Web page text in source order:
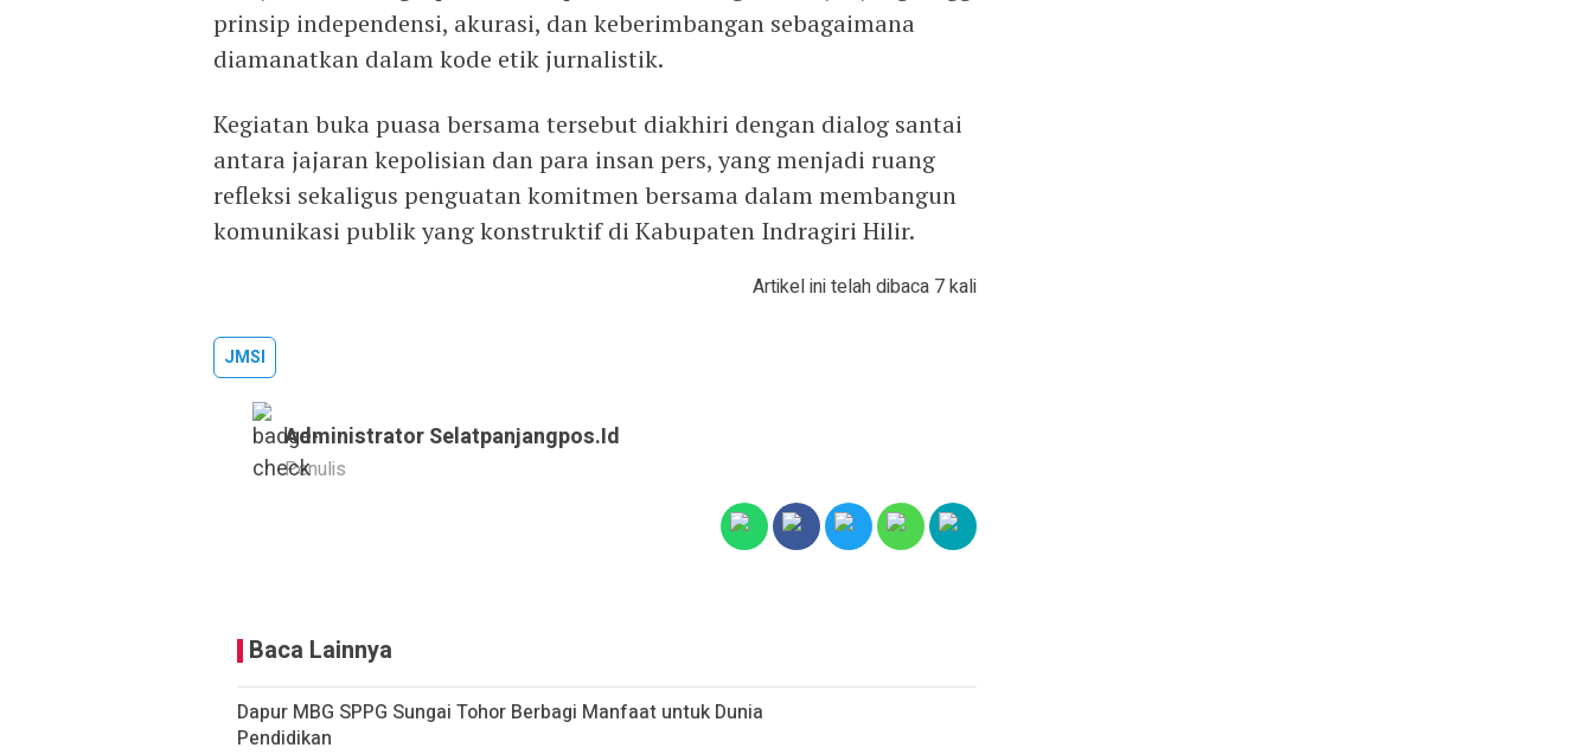
prinsip independensi, akurasi, dan keberimbangan sebagaimana
diamanatkan dalam kode etik jurnalistik.
Kegiatan buka puasa bersama tersebut diakhiri dengan dialog santai
antara jajaran kepolisian dan para insan pers, yang menjadi ruang
refleksi sekaligus penguatan komitmen bersama dalam membangun
komunikasi publik yang konstruktif di Kabupaten Indragiri Hilir.
Artikel ini telah dibaca 7 kali
JMSI
Administrator Selatpanjangpos.id
Penulis
Baca Lainnya
Dapur MBG SPPG Sungai Tohor Berbagi Manfaat untuk Dunia
Pendidikan